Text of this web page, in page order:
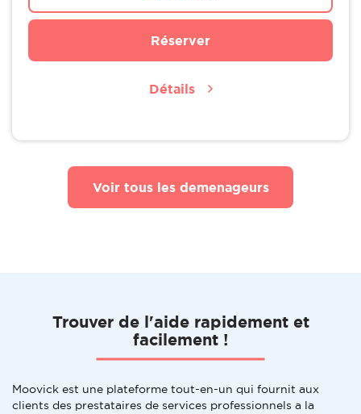
Réserver
Détails
Voir tous les demenageurs
Trouver de l'aide rapidement et
facilement !
Moovick est une plateforme tout-en-un qui fournit aux
clients des prestataires de services professionnels a la